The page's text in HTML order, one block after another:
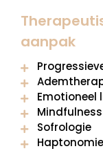
aanpak
Emotioneel
Mindfulness
Sofrologie
Haptonomie